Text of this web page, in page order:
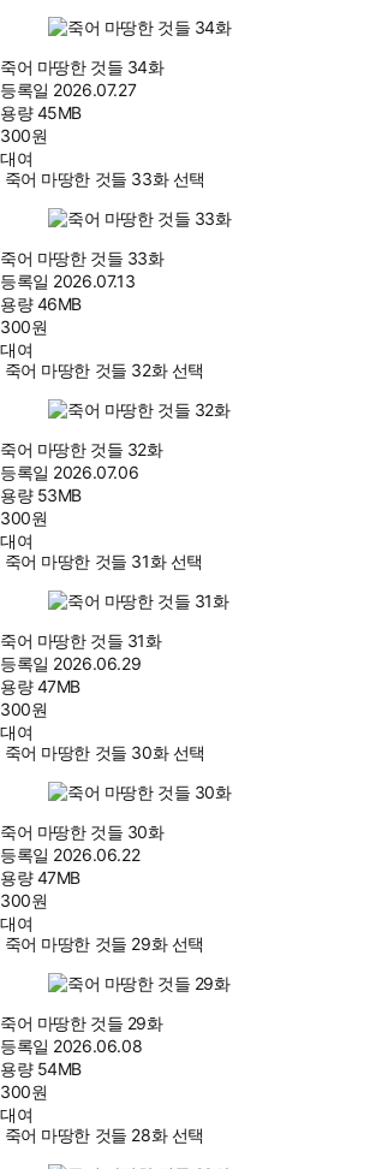
죽어 마땅한 것들 34화
등록일 2026.07.27
용량45MB
300원
대여
죽어 마땅한 것들 33화 선택
죽어 마땅한 것들 33화
등록일 2026.07.13
용량46MB
300원
대여
죽어 마땅한 것들 32화 선택
죽어 마땅한 것들 32화
등록일 2026.07.06
용량 53MB
300원
대여
죽어 마땅한 것들 31화 선택
죽어 마땅한 것들 31화
등록일 2026.06.29
용량47MB
300원
대여
죽어 마땅한 것들 30화 선택
죽어 마땅한 것들 30화
등록일 2026.06.22
용량47MB
300원
대여
죽어 마땅한 것들 29화 선택
죽어 마땅한 것들 29화
등록일 2026.06.08
용량 54MB
300원
대여
죽어 마땅한 것들 28화 선택